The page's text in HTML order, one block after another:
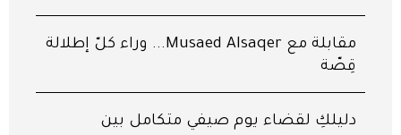
مقابلة مع Musaed Alsaqer... وراء كلّ إطلالة
قِصّة
دليلكِ لقضاء يوم صيفي متكامل بين